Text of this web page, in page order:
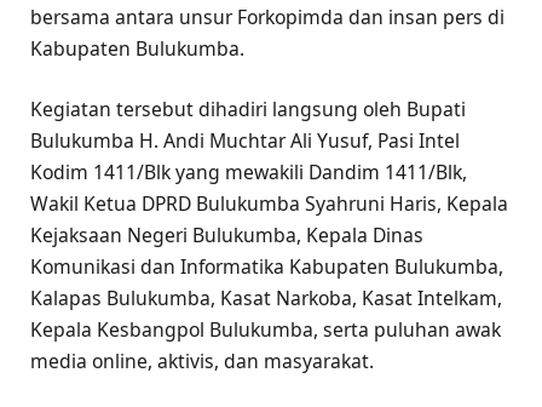
bersama antara unsur Forkopimda dan insan pers di
Kabupaten Bulukumba.
Kegiatan tersebut dihadiri langsung oleh Bupati
Bulukumba H. Andi Muchtar Ali Yusuf, Pasi Intel
Kodim 1411/Blk yang mewakili Dandim 1411/Blk,
Wakil Ketua DPRD Bulukumba Syahruni Haris, Kepala
Kejaksaan Negeri Bulukumba, Kepala Dinas
Komunikasi dan Informatika Kabupaten Bulukumba,
Kalapas Bulukumba, Kasat Narkoba, Kasat Intelkam,
Kepala Kesbangpol Bulukumba, serta puluhan awak
media online, aktivis, dan masyarakat.